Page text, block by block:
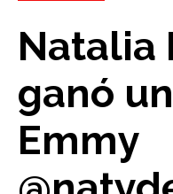
Natalia
ganó
Emmy